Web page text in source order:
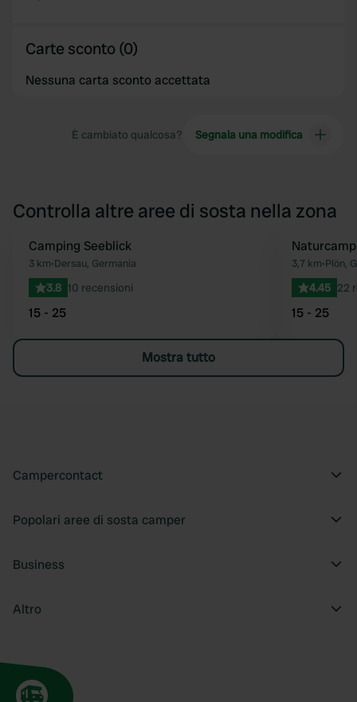
Carte sconto (0)
Nessuna carta sconto accettata
È cambiato qualcosa? Segnala una modifica
Controlla altre aree di sosta nella zona
Preferito
Camping Seeblick
3 km•Dersau, Germania
3.8 10 recensioni
15 - 25
3,7 km•Plön,
4.45 22
15 - 25
Mostra tutto
Campercontact
Popolari aree di sosta camper
Business
Altro